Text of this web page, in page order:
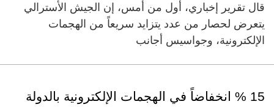
قال تقرير إخباري، أول من أمس، إن الجيش الأسترالي
يتعرض لحصار من عدد يتزايد سريعاً من الهجمات
الإلكترونية، وجواسيس أجانب
15 % انخفاضاً في الهجمات الإلكترونية بالدولة